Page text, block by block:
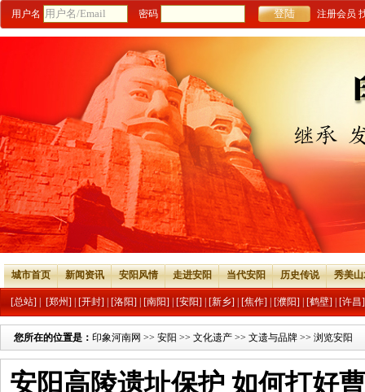
用户名 密码 注册会员
城市首页 新闻资讯 安阳风情 走进安阳 当代安阳 历史传说 秀美
[总站] [郑州] [开封] [洛阳] [南阳] [安阳] [新乡] [焦作] [濮阳] [鹤壁] [许昌]
您所在的位置是： 印象河南网 >> 安阳 >> 文化遗产 >> 文遗与品牌 >> 浏览安阳
安阳高陵遗址保护 如何打好